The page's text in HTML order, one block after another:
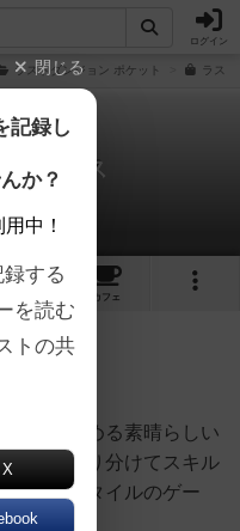
ログイン
ラストダンジョン ポケット ラス
ダイス
ュー
カフェ
充分楽しめる素晴らしい
ードに振り分けてスキル
というスタイルのゲー
閉じる
記録し
か？
中！
する
を読む
トの共
X